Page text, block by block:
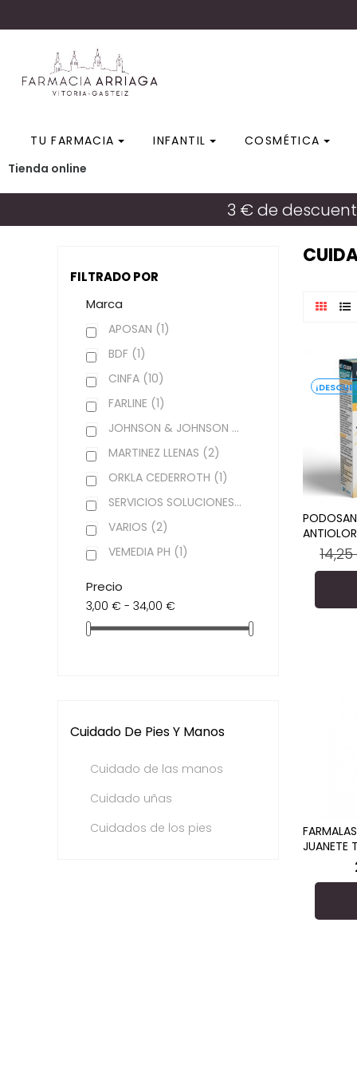
TU FARMACIA INFANTIL COSMÉTICA
Tienda online
3 € de
FILTRADO POR
Marca
APOSAN (1)
BDF (1)
CINFA (10)
FARLINE (1)
JOHNSON & JOHNSON
(6)
MARTINEZ LLENAS (2)
ORKLA CEDERROTH (1)
SERVICIOS SOLUCIONES MEDICAS FARMACEUTICAS
VARIOS (2)
VEMEDIA PH (1)
Precio
3,00 € - 34,00 €
Cuidado De Pies Y Manos
Cuidado de las manos
Cuidado uñas
Cuidados de los pies
ANTIOLOR
JUANETE